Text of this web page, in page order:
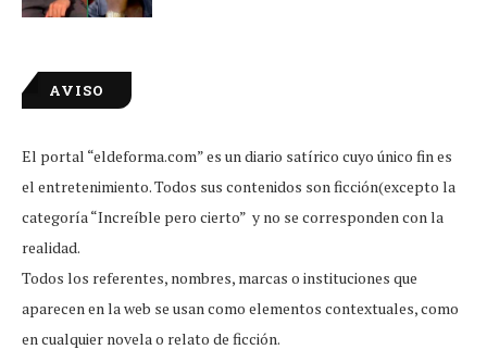
AVISO
El portal “eldeforma.com” es un diario satírico cuyo único fin es
el entretenimiento. Todos sus contenidos son ficción(excepto la
categoría “Increíble pero cierto” y no se corresponden con la
realidad.
Todos los referentes, nombres, marcas o instituciones que
aparecen en la web se usan como elementos contextuales, como
en cualquier novela o relato de ficción.